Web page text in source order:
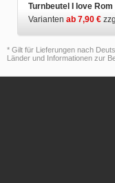
Turnbeutel I love Rom
Varianten ab 7,90 €
* Gilt für Lieferungen nach
Länder und Informationen zur